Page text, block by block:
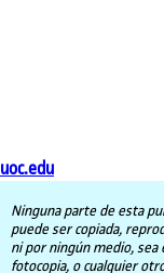
uoc.edu
Ninguna parte de esta
puede ser copiada,
ni por ningún medio, sea
fotocopia, o cualquier